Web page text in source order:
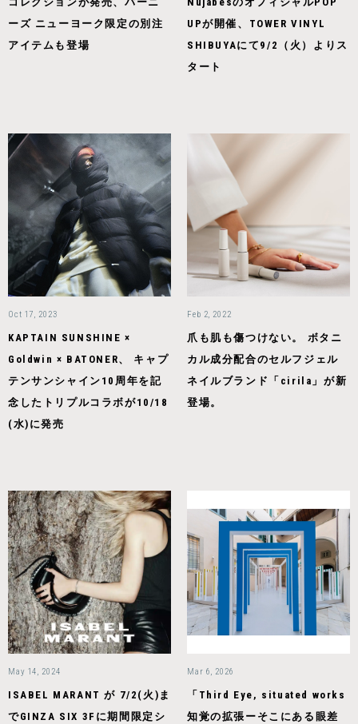
ーズ ニューヨーク限定の別注
アイテムも登場
UPが開催、TOWER VINYL
SHIBUYAにて9/2（火）よりス
タート
Oct 17, 2023
KAPTAIN SUNSHINE ×
Goldwin × BATONER、 キャプ
テンサンシャイン10周年を記
念したトリプルコラボが10/18
(⽔)に発売
Feb 2, 2022
爪も肌も傷つけない。 ボタニ
カル成分配合のセルフジェル
ネイルブランド「cirila」が新
登場。
May 14, 2024
ISABEL MARANT が 7/2(火)ま
でGINZA SIX 3Fに期間限定シ
Mar 6, 2026
「Third Eye, situated works
知覚の拡張ーそこにある眼差